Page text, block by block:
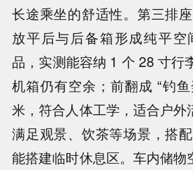
长途乘坐的舒适性。第三排
放平后与后备箱形成纯平空
品，实测能容纳 1 个 28 寸行
机箱仍有空余；前翻成 “钓
米，符合人体工学，适合户
满足观景、饮茶等场景，搭
能搭建临时休息区。车内储物